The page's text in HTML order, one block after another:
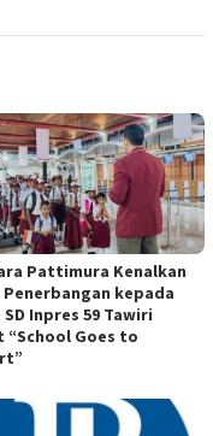
Pattimura Kenalkan
Penerbangan kepada
SD Inpres 59 Tawiri
“School Goes to